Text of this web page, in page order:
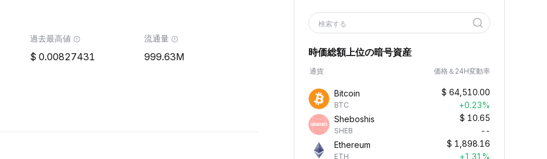
過去最高値
0.00827431
流通量
999.63M
検索する
時価総額上位の暗号資産
通貨 価格＆24H変動率
Bitcoin
BTC
$ 64,510.00
+0.23%
Sheboshis
SHEB
$ 10.65
--
Ethereum
ETH
$ 1,898.16
+1.31%